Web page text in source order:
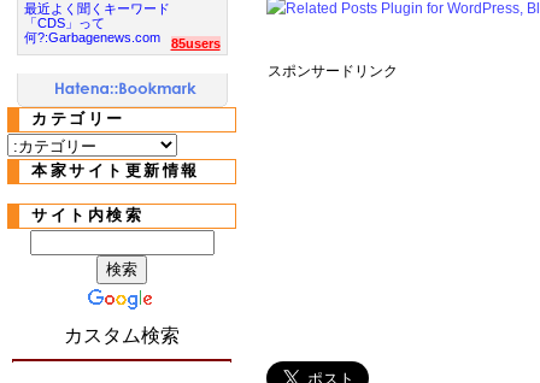
スポンサードリンク
最近よく聞くキーワード
「CDS」って
何?:Garbagenews.com
85users
カテゴリー
本家サイト更新情報
サイト内検索
カスタム検索